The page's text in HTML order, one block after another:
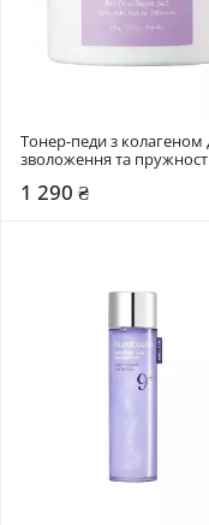
Тонер-педи з колагеном
зволоження та
Needly 80 шт Retifit
Pad
1 290 ₴